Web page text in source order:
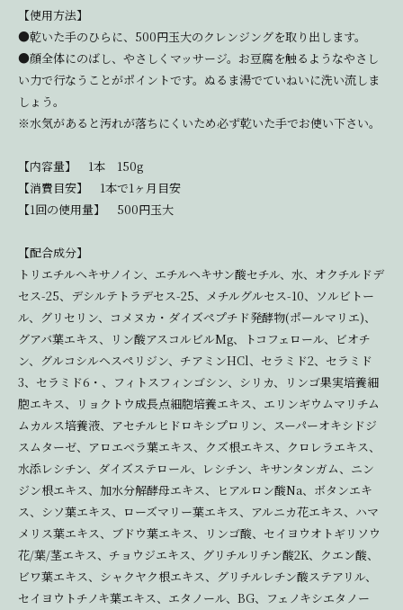
【使用方法】
●乾いた手のひらに、500円玉大のクレンジングを取り出します。
●顔全体にのばし、やさしくマッサージ。お豆腐を触るようなやさし
い力で行なうことがポイントです。ぬるま湯でていねいに洗い流しま
しょう。
※水気があると汚れが落ちにくいため必ず乾いた手でお使い下さい。
【内容量】 1本 150g
【消費目安】 1本で1ヶ月目安
【1回の使用量】 500円玉大
【配合成分】
トリエチルヘキサノイン、エチルヘキサン酸セチル、水、オクチルドデ
セス-25、デシルテトラデセス-25、メチルグルセス-10、ソルビトー
ル、グリセリン、コメヌカ・ダイズペプチド発酵物(ポールマリエ)、
グアバ葉エキス、リン酸アスコルビルMg、トコフェロール、ビオチ
ン、グルコシルヘスペリジン、チアミンHCl、セラミド2、セラミド
3、セラミド6・、フィトスフィンゴシン、シリカ、リンゴ果実培養細
胞エキス、リョクトウ成長点細胞培養エキス、エリンギウムマリチム
ムカルス培養液、アセチルヒドロキシプロリン、スーパーオキシドジ
スムターゼ、アロエベラ葉エキス、クズ根エキス、クロレラエキス、
水添レシチン、ダイズステロール、レシチン、キサンタンガム、ニン
ジン根エキス、加水分解酵母エキス、ヒアルロン酸Na、ボタンエキ
ス、シソ葉エキス、ローズマリー葉エキス、アルニカ花エキス、ハマ
メリス葉エキス、ブドウ葉エキス、リンゴ酸、セイヨウオトギリソウ
花/葉/茎エキス、チョウジエキス、グリチルリチン酸2K、クエン酸、
ビワ葉エキス、シャクヤク根エキス、グリチルレチン酸ステアリル、
セイヨウトチノキ葉エキス、エタノール、BG、フェノキシエタノー